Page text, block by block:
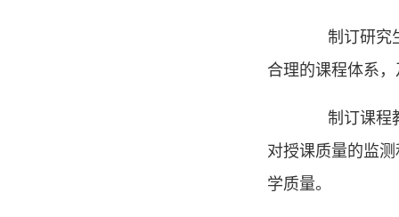
制订研究生
合理的课程体系
制订课程教
对授课质量的监
学质量。